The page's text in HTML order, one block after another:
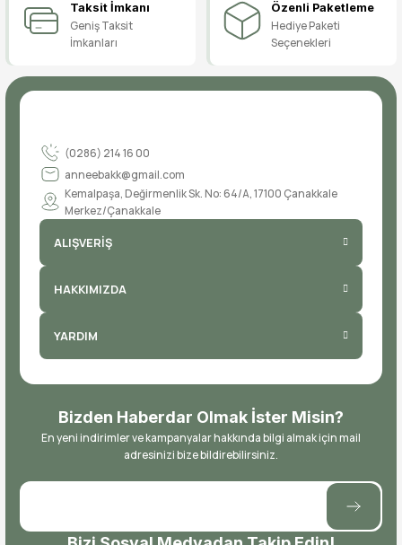
Taksit İmkanı
Geniş Taksit
İmkanları
Özenli Paketleme
Hediye Paketi
Seçenekleri
(0286) 214 16 00
anneebakk@gmail.com
Kemalpaşa, Değirmenlik Sk. No: 64/A, 17100 Çanakkale
Merkez/Çanakkale
ALIŞVERİŞ
HAKKIMIZDA
YARDIM
Bizden Haberdar Olmak İster Misin?
En yeni indirimler ve kampanyalar hakkında bilgi almak için mail
adresinizi bize bildirebilirsiniz.